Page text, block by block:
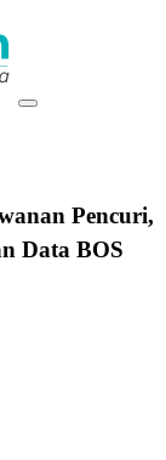
Pencuri,
Data BOS